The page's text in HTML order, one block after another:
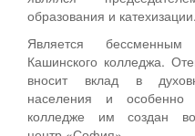
образования и катехизации.
Является
Кашинского колледжа.
вносит вклад в
населения и
колледже им создан